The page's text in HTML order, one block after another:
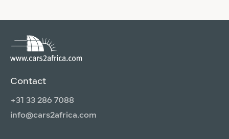
Contact
+31 33 286 7088
info@cars2africa.com